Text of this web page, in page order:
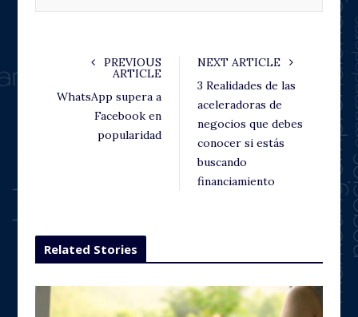
PREVIOUS
ARTICLE
WhatsApp supera a
Facebook en
popularidad
NEXT ARTICLE
3 Realidades de las
aceleradoras de
negocios que debes
conocer si estás
buscando
financiamiento
Related Stories